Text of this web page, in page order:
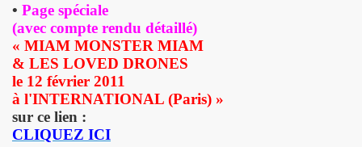
• Page spéciale
(avec compte rendu détaillé)
« MIAM MONSTER MIAM
& LES LOVED DRONES
le 12 février 2011
à l'INTERNATIONAL (Paris) »
sur ce lien :
CLIQUEZ ICI
en tete daffiche "AJASPHERE vol. II" le 18 novembre
avec seance de dedicaces de MARLON
THOURY en power rock n roll trio le 4 octobre 2024 a
conference de PATRICK "Ki-ox" CARDE (guitariste